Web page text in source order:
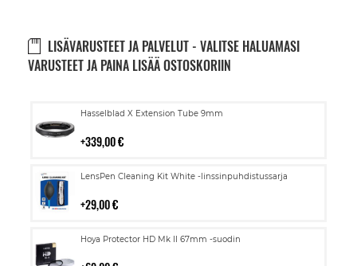
LISÄVARUSTEET JA PALVELUT - VALITSE HALUAMASI
VARUSTEET JA PAINA LISÄÄ OSTOSKORIIN
Hasselblad X Extension Tube 9mm
339,00 €
Lisää
LensPen Cleaning Kit White -linssinpuhdistussarja
29,00 €
Lisää
Hoya Protector HD Mk II 67mm -suodin
Lisää